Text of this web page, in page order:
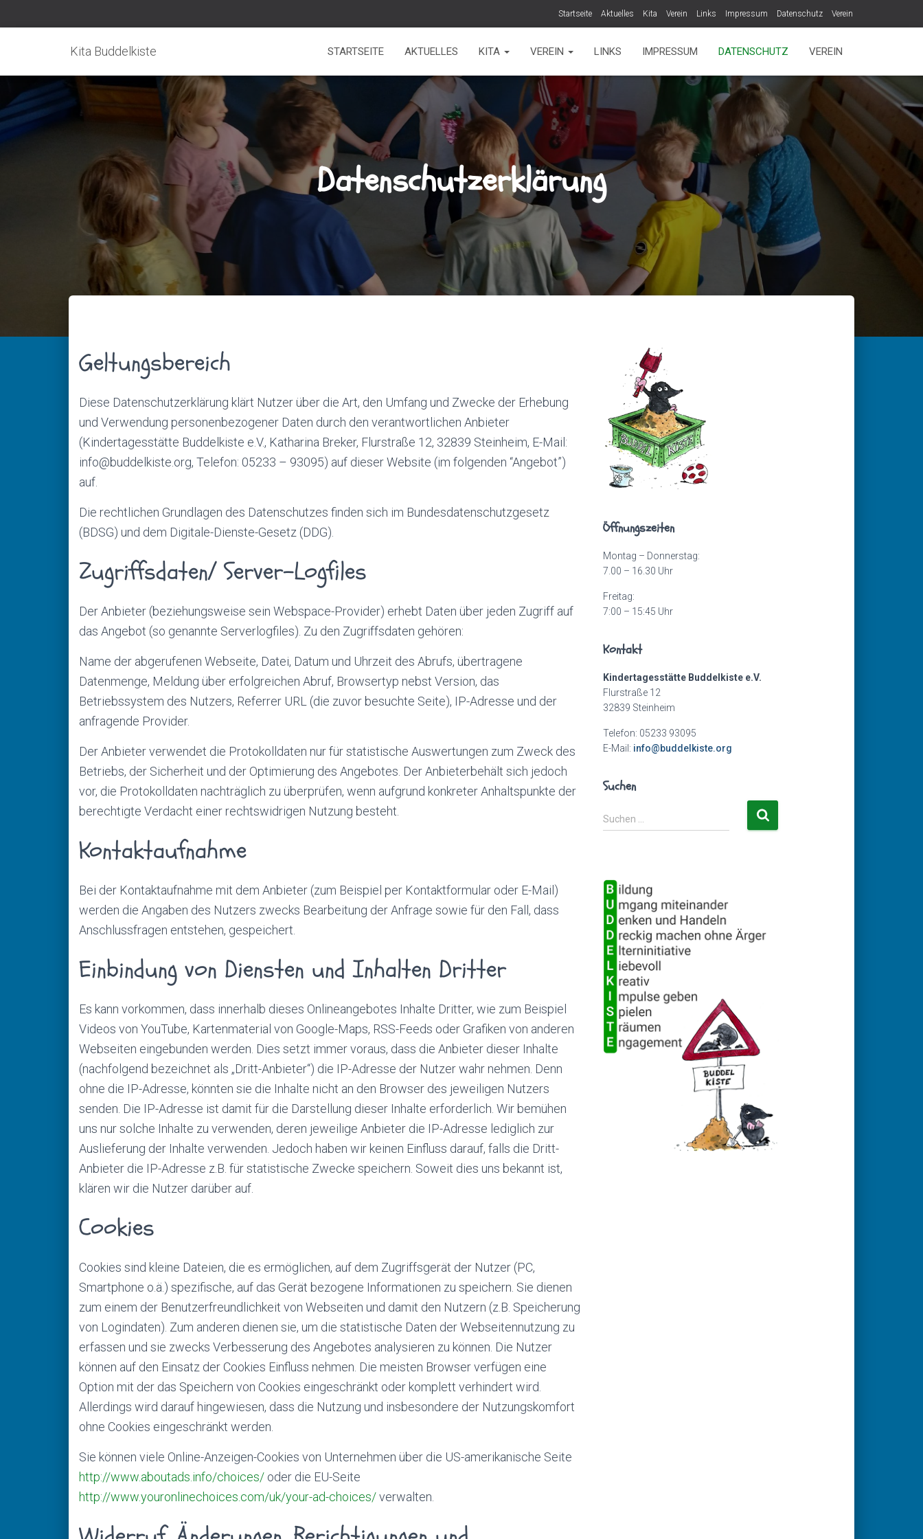
Startseite Aktuelles Kita Verein Links Impressum Datenschutz Verein
Kita Buddelkiste STARTSEITE AKTUELLES KITA VEREIN LINKS IMPRESSUM DATENSCHUTZ VEREIN
Datenschutzerklärung
Geltungsbereich
Diese Datenschutzerklärung klärt Nutzer über die Art, den Umfang und Zwecke der Erhebung
und Verwendung personenbezogener Daten durch den verantwortlichen Anbieter
(Kindertagesstätte Buddelkiste e.V., Katharina Breker, Flurstraße 12, 32839 Steinheim, E-Mail:
info@buddelkiste.org, Telefon: 05233 – 93095) auf dieser Website (im folgenden “Angebot”)
auf.
Die rechtlichen Grundlagen des Datenschutzes finden sich im Bundesdatenschutzgesetz
(BDSG) und dem Digitale-Dienste-Gesetz (DDG).
Zugriffsdaten/ Server-Logfiles
Der Anbieter (beziehungsweise sein Webspace-Provider) erhebt Daten über jeden Zugriff auf
das Angebot (so genannte Serverlogfiles). Zu den Zugriffsdaten gehören:
Name der abgerufenen Webseite, Datei, Datum und Uhrzeit des Abrufs, übertragene
Datenmenge, Meldung über erfolgreichen Abruf, Browsertyp nebst Version, das
Betriebssystem des Nutzers, Referrer URL (die zuvor besuchte Seite), IP-Adresse und der
anfragende Provider.
Der Anbieter verwendet die Protokolldaten nur für statistische Auswertungen zum Zweck des
Betriebs, der Sicherheit und der Optimierung des Angebotes. Der Anbieterbehält sich jedoch
vor, die Protokolldaten nachträglich zu überprüfen, wenn aufgrund konkreter Anhaltspunkte der
berechtigte Verdacht einer rechtswidrigen Nutzung besteht.
Kontaktaufnahme
Bei der Kontaktaufnahme mit dem Anbieter (zum Beispiel per Kontaktformular oder E-Mail)
werden die Angaben des Nutzers zwecks Bearbeitung der Anfrage sowie für den Fall, dass
Anschlussfragen entstehen, gespeichert.
Einbindung von Diensten und Inhalten Dritter
Es kann vorkommen, dass innerhalb dieses Onlineangebotes Inhalte Dritter, wie zum Beispiel
Videos von YouTube, Kartenmaterial von Google-Maps, RSS-Feeds oder Grafiken von anderen
Webseiten eingebunden werden. Dies setzt immer voraus, dass die Anbieter dieser Inhalte
(nachfolgend bezeichnet als „Dritt-Anbieter“) die IP-Adresse der Nutzer wahr nehmen. Denn
ohne die IP-Adresse, könnten sie die Inhalte nicht an den Browser des jeweiligen Nutzers
senden. Die IP-Adresse ist damit für die Darstellung dieser Inhalte erforderlich. Wir bemühen
uns nur solche Inhalte zu verwenden, deren jeweilige Anbieter die IP-Adresse lediglich zur
Auslieferung der Inhalte verwenden. Jedoch haben wir keinen Einfluss darauf, falls die Dritt-
Anbieter die IP-Adresse z.B. für statistische Zwecke speichern. Soweit dies uns bekannt ist,
klären wir die Nutzer darüber auf.
Cookies
Cookies sind kleine Dateien, die es ermöglichen, auf dem Zugriffsgerät der Nutzer (PC,
Smartphone o.ä.) spezifische, auf das Gerät bezogene Informationen zu speichern. Sie dienen
zum einem der Benutzerfreundlichkeit von Webseiten und damit den Nutzern (z.B. Speicherung
von Logindaten). Zum anderen dienen sie, um die statistische Daten der Webseitennutzung zu
erfassen und sie zwecks Verbesserung des Angebotes analysieren zu können. Die Nutzer
können auf den Einsatz der Cookies Einfluss nehmen. Die meisten Browser verfügen eine
Option mit der das Speichern von Cookies eingeschränkt oder komplett verhindert wird.
Allerdings wird darauf hingewiesen, dass die Nutzung und insbesondere der Nutzungskomfort
ohne Cookies eingeschränkt werden.
Sie können viele Online-Anzeigen-Cookies von Unternehmen über die US-amerikanische Seite
http://www.aboutads.info/choices/ oder die EU-Seite
http://www.youronlinechoices.com/uk/your-ad-choices/verwalten.
Öffnungszeiten
Montag – Donnerstag:
7.00 – 16.30 Uhr
Freitag:
7:00 – 15:45 Uhr
Kontakt
Kindertagesstätte Buddelkiste e.V.
Flurstraße 12
32839 Steinheim
Telefon: 05233 93095
E-Mail: info@buddelkiste.org
Suchen
S
u
n
a
c
h
Suchen …